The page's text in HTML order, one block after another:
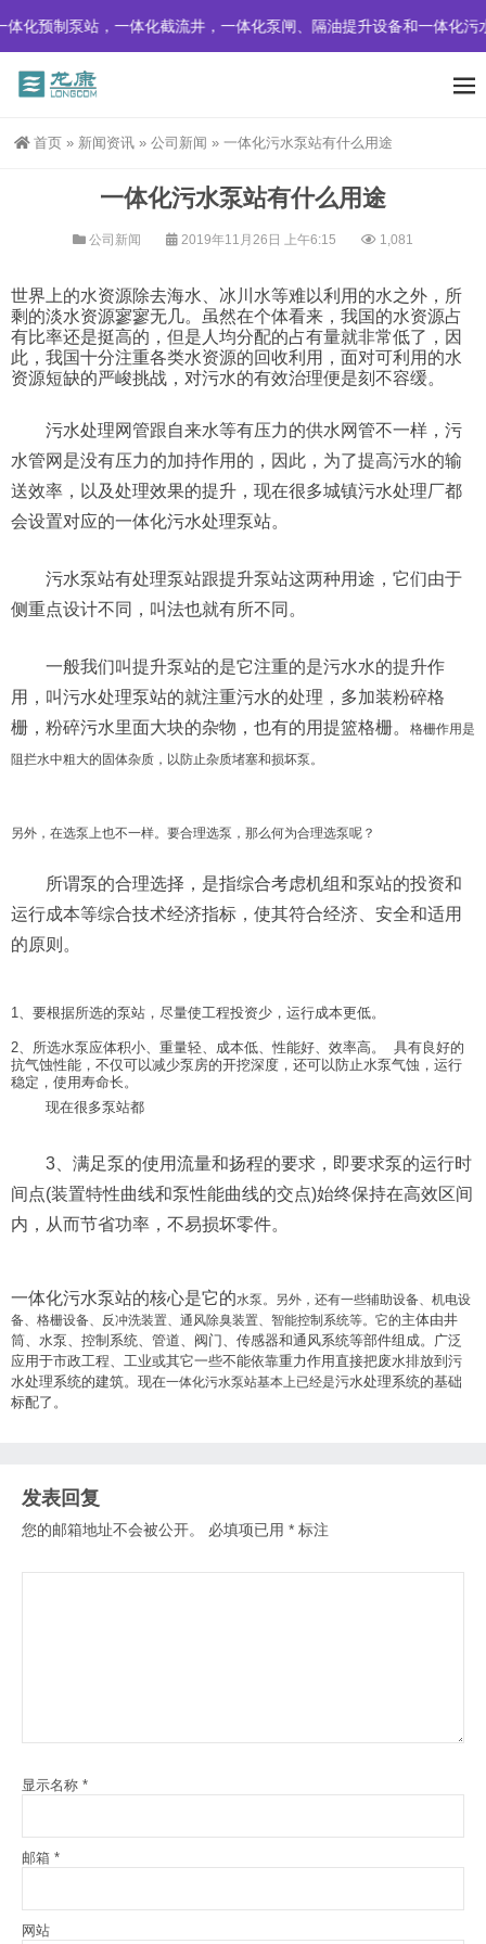
化预制泵站，一体化截流井，一体化泵闸、隔油提升设备和一体化污
首页 » 新闻资讯 » 公司新闻 » 一体化污水泵站有什么用途
一体化污水泵站有什么用途
公司新闻 2019年11月26日 上午6:15 1,081
世界上的水资源除去海水、冰川水等难以利用的水之外，所
剩的淡水资源寥寥无几。虽然在个体看来，我国的水资源占
有比率还是挺高的，但是人均分配的占有量就非常低了，因
此，我国十分注重各类水资源的回收利用，面对可利用的水
资源短缺的严峻挑战，对污水的有效治理便是刻不容缓。
污水处理网管跟自来水等有压力的供水网管不一样，污
水管网是没有压力的加持作用的，因此，为了提高污水的输
送效率，以及处理效果的提升，现在很多城镇污水处理厂都
会设置对应的一体化污水处理泵站。
污水泵站有处理泵站跟提升泵站这两种用途，它们由于
侧重点设计不同，叫法也就有所不同。
一般我们叫提升泵站的是它注重的是污水水的提升作
用，叫污水处理泵站的就注重污水的处理，多加装粉碎格
栅，粉碎污水里面大块的杂物，也有的用提篮格栅。
格栅作用是
阻拦水中粗大的固体杂质，以防止杂质堵塞和损坏泵。
另外，在选泵上也不一样。要合理选泵，那么何为合理选泵呢？
所谓泵的合理选择，是指综合考虑机组和泵站的投资和
运行成本等综合技术经济指标，使其符合经济、安全和适用
的原则。
1、要根据所选的泵站，尽量使工程投资少，运行成本更低。
2、所选水泵应体积小、重量轻、成本低、性能好、效率高。 具有良好的
抗气蚀性能，不仅可以减少泵房的开挖深度，还可以防止水泵气蚀，运行
稳定，使用寿命长。
现在很多泵站都
3、满足泵的使用流量和扬程的要求，即要求泵的运行时
间点(装置特性曲线和泵性能曲线的交点)始终保持在高效区间
内，从而节省功率，不易损坏零件。
一体化污水泵站的核心是它的水泵。另外，还有一些辅助设备、机电设
备、格栅设备、反冲洗装置、通风除臭装置、智能控制系统等。它的主体由井
筒、水泵、 控制系统、 管道、 阀门、传感器和通风系统等部件组成。 广泛
应用于市政工程、工业或其它一些不能依靠重力作用直接把废水排放到污
水处理系统的建筑。现在一体化污水泵站基本上已经是污水处理系统的基础
标配了。
发表回复
您的邮箱地址不会被公开。 必填项已用 * 标注
显示名称 *
邮箱 *
网站